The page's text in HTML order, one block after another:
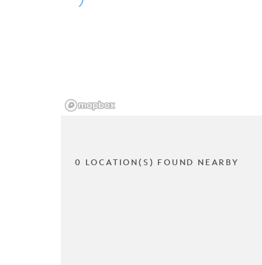
0 LOCATION(S) FOUND NEARBY